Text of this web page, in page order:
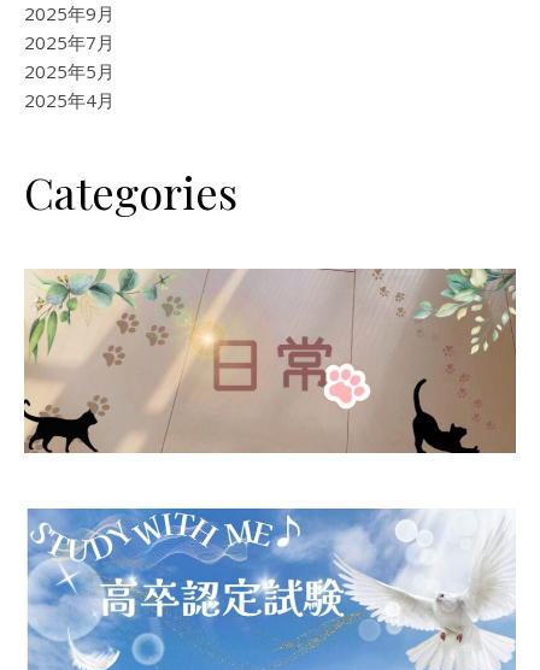
2025年9月
2025年7月
2025年5月
2025年4月
Categories